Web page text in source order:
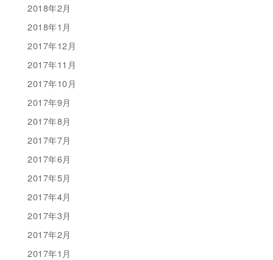
2018年2月
2018年1月
2017年12月
2017年11月
2017年10月
2017年9月
2017年8月
2017年7月
2017年6月
2017年5月
2017年4月
2017年3月
2017年2月
2017年1月